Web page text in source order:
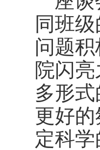
同班
问题
院闪
多形
更好
定科